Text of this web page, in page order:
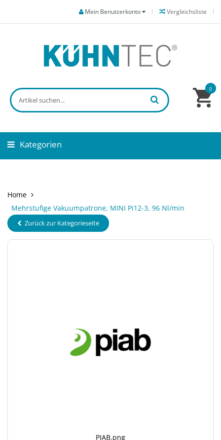
Vergleichsliste
Mein Benutzerkonto
0
Kategorien
Home
Mehrstufige Vakuumpatrone, MINI Pi12-3, 96 Nl/min
Zurück zur Kategorieseite
PIAB.png